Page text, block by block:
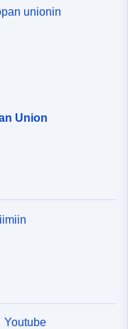
unionin
Union
Youtube